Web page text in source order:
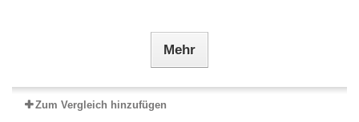
Mehr
Zum Vergleich hinzufügen